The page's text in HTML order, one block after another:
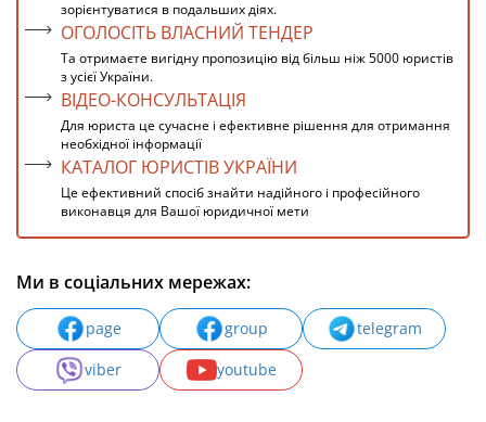
зорієнтуватися в подальших діях.
ОГОЛОСІТЬ ВЛАСНИЙ ТЕНДЕР
Та отримаєте вигідну пропозицію від більш ніж 5000 юристів
з усієї України.
ВІДЕО-КОНСУЛЬТАЦІЯ
Для юриста це сучасне і ефективне рішення для отримання
необхідної інформації
КАТАЛОГ ЮРИСТІВ УКРАЇНИ
Це ефективний спосіб знайти надійного і професійного
виконавця для Вашої юридичної мети
Ми в соціальних мережах:
page group
telegram
viber
youtube